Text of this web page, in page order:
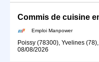
Emploi Manpower
Poissy (78300), Yvelines
08/08/2026